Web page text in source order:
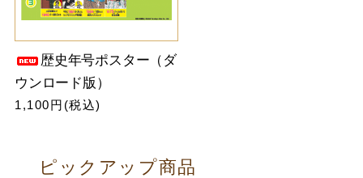
歴史年号ポスター（ダ
ウンロード版）
1,100円(税込)
ピックアップ商品